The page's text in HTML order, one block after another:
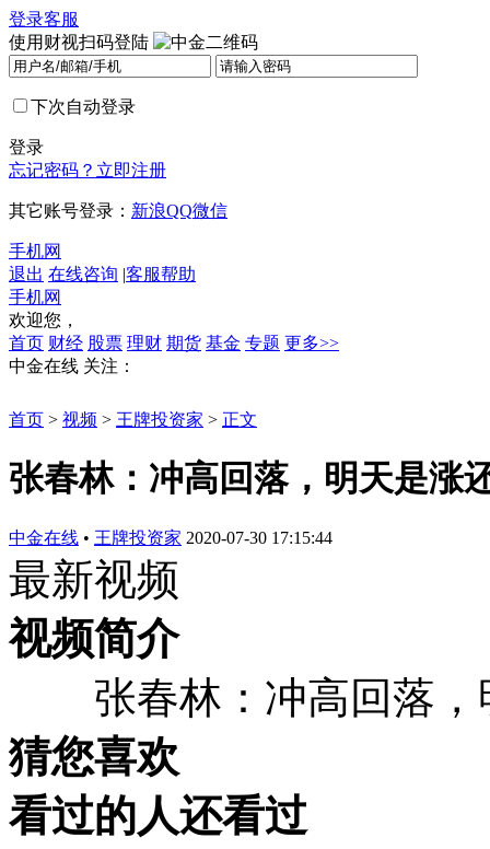
登录客服
使用财视扫码登陆
下次自动登录
登录
忘记密码？ 立即注册
其它账号登录： 新浪QQ微信
手机网
退出 在线咨询 |客服帮助
手机网
欢迎您，
首页 财经 股票 理财 期货 基金 专题 更多>>
中金在线 关注：
首页 > 视频 > 王牌投资家 > 正文
张春林：冲高回落，明天是涨
中金在线 • 王牌投资家 2020-07-30 17:15:44
最新视频
视频简介
张春林：冲高回落，
猜您喜欢
看过的人还看过